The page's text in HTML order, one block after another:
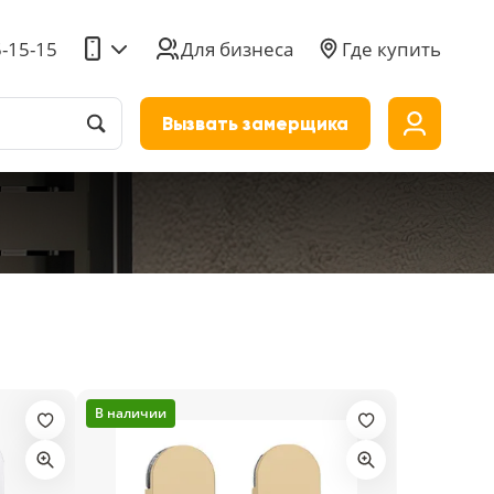
Вызвать замерщика
15-15 Для бизнеса Где купить
В наличии
до